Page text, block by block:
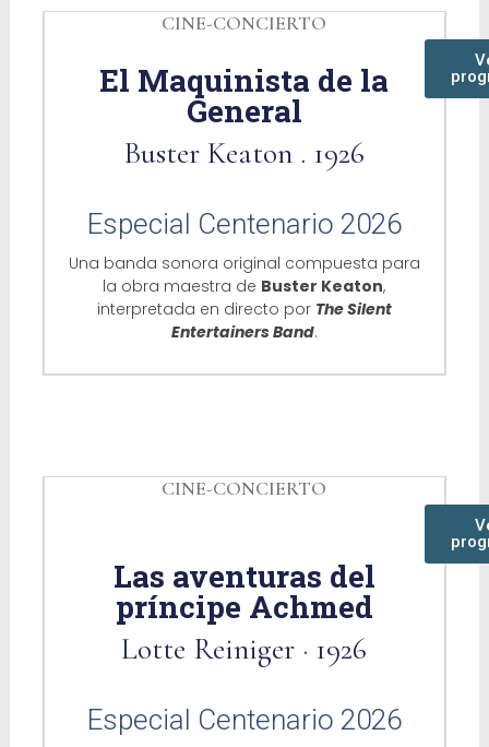
CINE-CONCIERTO
El Maquinista de la
General
Buster Keaton . 1926
Especial Centenario 2026
Una banda sonora original compuesta para
la obra maestra de Buster Keaton,
interpretada en directo por The Silent
Entertainers Band.
CINE-CONCIERTO
Las aventuras del
príncipe Achmed
Lotte Reiniger · 1926
Especial Centenario 2026